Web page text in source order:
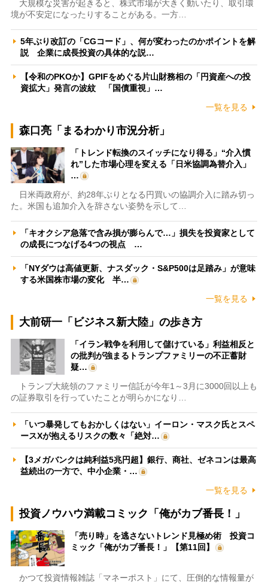
大規模な災害が起きると、株式市場が大きく動いたり、取引環
境が不安定になったりすることがある。一方…
5年ぶり改訂の「CGコード」、何が変わったのかポイントを解
説 企業に成長投資の具体的な説…
【令和のPKOか】GPIFをめぐる片山財務相の「円資産への投
資拡大」発言の波紋 「国債重視」…
一覧を見る
森口亮「まるわかり市況分析」
「トレンド転換のスイッチになり得る」“介入慣
れ”した市場心理を変える「日米協調為替介入」
…
日米両政府が、約28年ぶりとなる円買いの協調介入に踏み切っ
た。米国も追加介入を辞さない姿勢を示して…
「キオクシア急落で含み損が膨らんで…」損失を投資家として
の成長につなげる4つの視点 …
「NYダウは高値更新、ナスダック・S&P500は足踏み」が意味
する米国株市場の変化 半…
一覧を見る
大前研一「ビジネス新大陸」の歩き方
「イラン戦争を利用して儲けている」利益相反と
の批判が強まるトランプファミリーの不正蓄財
疑…
トランプ大統領のファミリー信託が今年1～3月に3000回以上も
の証券取引を行っていたことが明らかになり…
「いつ暴発してもおかしくはない」イーロン・マスク氏とスペ
ースXが抱えるリスクの数々「絶対…
【3メガバンクは純利益5兆円超】銀行、商社、ゼネコンは最高
益続出の一方で、中小企業・…
一覧を見る
投資ノウハウ満載コミック「俺がカブ番長！」
「売り時」を逃さないトレンド見極め術 投資コ
ミック「俺がカブ番長！」【第11回】
かつて投資情報雑誌「マネーポスト」にて、圧倒的な情報量が